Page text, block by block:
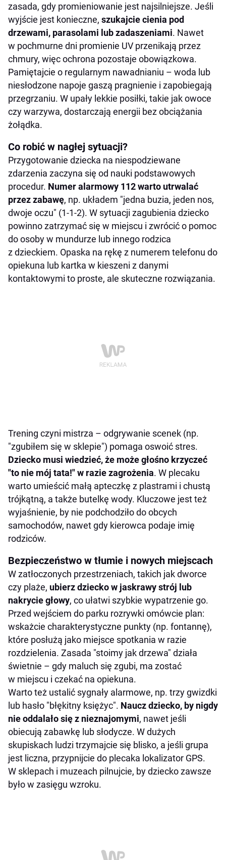
zasada, gdy promieniowanie jest najsilniejsze. Jeśli
wyjście jest konieczne, szukajcie cienia pod
drzewami, parasolami lub zadaszeniami. Nawet
w pochmurne dni promienie UV przenikają przez
chmury, więc ochrona pozostaje obowiązkowa.
Pamiętajcie o regularnym nawadnianiu – woda lub
niesłodzone napoje gaszą pragnienie i zapobiegają
przegrzaniu. W upały lekkie posiłki, takie jak owoce
czy warzywa, dostarczają energii bez obciążania
żołądka.
Co robić w nagłej sytuacji?
Przygotowanie dziecka na niespodziewane
zdarzenia zaczyna się od nauki podstawowych
procedur. Numer alarmowy 112 warto utrwalać
przez zabawę, np. układem "jedna buzia, jeden nos,
dwoje oczu" (1-1-2). W sytuacji zagubienia dziecko
powinno zatrzymać się w miejscu i zwrócić o pomoc
do osoby w mundurze lub innego rodzica
z dzieckiem. Opaska na rękę z numerem telefonu do
opiekuna lub kartka w kieszeni z danymi
kontaktowymi to proste, ale skuteczne rozwiązania.
Trening czyni mistrza – odgrywanie scenek (np.
"zgubiłem się w sklepie") pomaga oswoić stres.
Dziecko musi wiedzieć, że może głośno krzyczeć
"to nie mój tata!" w razie zagrożenia. W plecaku
warto umieścić małą apteczkę z plastrami i chustą
trójkątną, a także butelkę wody. Kluczowe jest też
wyjaśnienie, by nie podchodziło do obcych
samochodów, nawet gdy kierowca podaje imię
rodziców.
Bezpieczeństwo w tłumie i nowych miejscach
W zatłoczonych przestrzeniach, takich jak dworce
czy plaże, ubierz dziecko w jaskrawy strój lub
nakrycie głowy, co ułatwi szybkie wypatrzenie go.
Przed wejściem do parku rozrywki omówcie plan:
wskażcie charakterystyczne punkty (np. fontannę),
które posłużą jako miejsce spotkania w razie
rozdzielenia. Zasada "stoimy jak drzewa" działa
świetnie – gdy maluch się zgubi, ma zostać
w miejscu i czekać na opiekuna.
Warto też ustalić sygnały alarmowe, np. trzy gwizdki
lub hasło "błękitny księżyc". Naucz dziecko, by nigdy
nie oddalało się z nieznajomymi, nawet jeśli
obiecują zabawkę lub słodycze. W dużych
skupiskach ludzi trzymajcie się blisko, a jeśli grupa
jest liczna, przypnijcie do plecaka lokalizator GPS.
W sklepach i muzeach pilnujcie, by dziecko zawsze
było w zasięgu wzroku.